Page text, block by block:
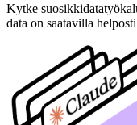
Kytke
data on saatavilla